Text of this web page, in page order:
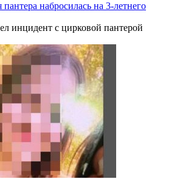
набросилась на 3-летнего
инцидент с цирковой пантерой